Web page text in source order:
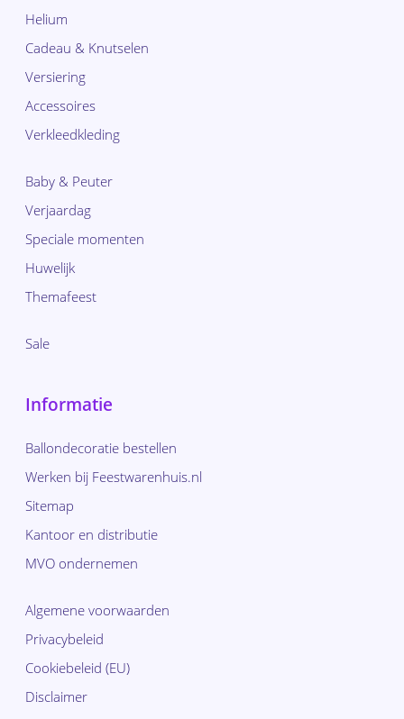
Helium
Cadeau & Knutselen
Versiering
Accessoires
Verkleedkleding
Baby & Peuter
Verjaardag
Speciale momenten
Huwelijk
Themafeest
Sale
Informatie
Ballondecoratie bestellen
Werken bij Feestwarenhuis.nl
Sitemap
Kantoor en distributie
MVO ondernemen
Algemene voorwaarden
Privacybeleid
Cookiebeleid (EU)
Disclaimer